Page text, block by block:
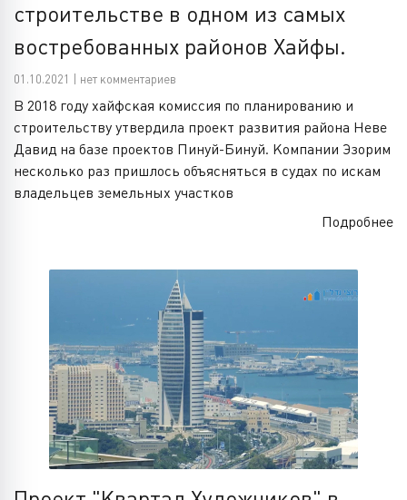
строительстве в одном из самых
востребованных районов Хайфы.
01.10.2021 | нет комментариев
В 2018 году хайфская комиссия по планированию и
строительству утвердила проект развития района Неве
Давид на базе проектов Пинуй-Бинуй. Компании Эзорим
несколько раз пришлось объясняться в судах по искам
владельцев земельных участков
Подробнее